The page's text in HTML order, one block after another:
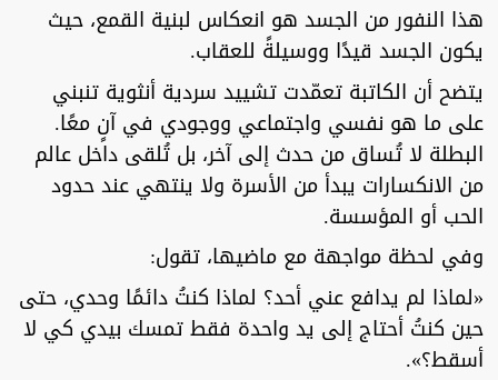
هذا النفور من الجسد هو انعكاس لبنية القمع، حيث
يكون الجسد قيدًا ووسيلةً للعقاب.
يتضح أن الكاتبة تعمّدت تشييد سردية أنثوية تنبني
على ما هو نفسي واجتماعي ووجودي في آنٍ معًا.
البطلة لا تُساق من حدث إلى آخر، بل تُلقى داخل عالم
من الانكسارات يبدأ من الأسرة ولا ينتهي عند حدود
الحب أو المؤسسة.
وفي لحظة مواجهة مع ماضيها، تقول:
«لماذا لم يدافع عني أحد؟ لماذا كنتُ دائمًا وحدي، حتى
حين كنتُ أحتاج إلى يد واحدة فقط تمسك بيدي كي لا
أسقط؟».